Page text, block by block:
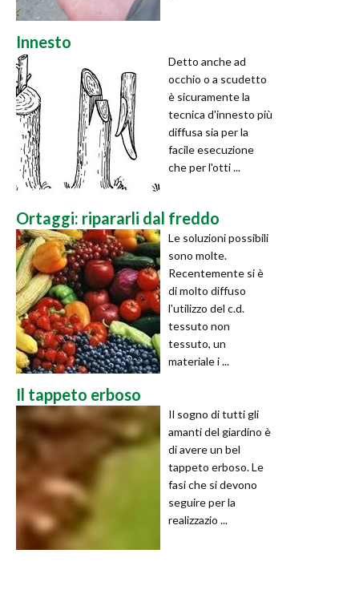
Innesto
Detto anche ad
occhio o a scudetto
è sicuramente la
tecnica d'innesto più
diffusa sia per la
facile esecuzione
che per l'otti ...
Ortaggi: ripararli dal freddo
Le soluzioni possibili
sono molte.
Recentemente si è
di molto diffuso
l'utilizzo del c.d.
tessuto non
tessuto, un
materiale i ...
Il tappeto erboso
Il sogno di tutti gli
amanti del giardino è
di avere un bel
tappeto erboso. Le
fasi che si devono
seguire per la
realizzazio ...